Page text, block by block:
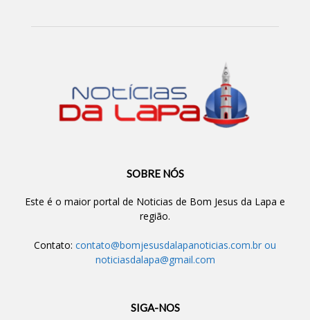
SOBRE NÓS
Este é o maior portal de Noticias de Bom Jesus da Lapa e
região.
Contato: contato@bomjesusdalapanoticias.com.br ou
noticiasdalapa@gmail.com
SIGA-NOS